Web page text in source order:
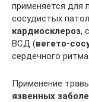
применяется для
сосудистых
кардиосклероз,
ВСД (вегето-
сердечного ритма.
Применение
язвенных